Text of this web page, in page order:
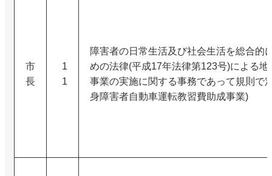
市
長
1
1
障害者の日常生活及び社会生活を総合的
めの法律(平成17年法律第123号)による地
事業の実施に関する事務であって規則で
身障害者自動車運転教習費助成事業)